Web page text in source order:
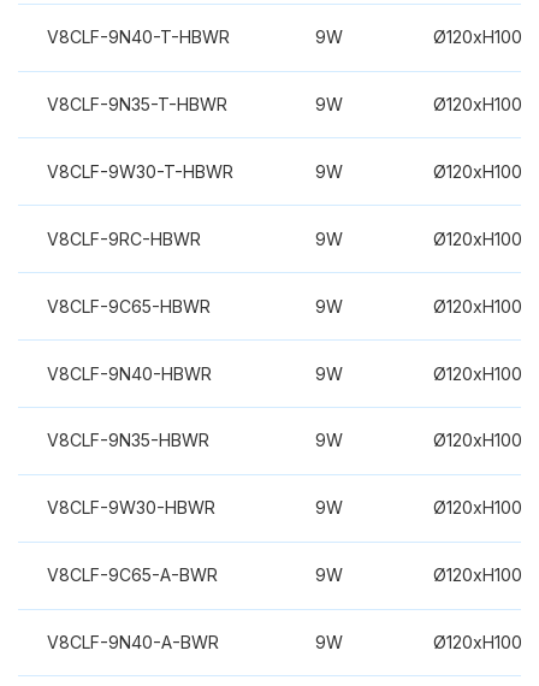
V8CLF-9N40-T-HBWR 9W
V8CLF-9N35-T-HBWR 9W
V8CLF-9W30-T-HBWR 9W
V8CLF-9RC-HBWR 9W
V8CLF-9C65-HBWR 9W
V8CLF-9N40-HBWR 9W
V8CLF-9N35-HBWR 9W
V8CLF-9W30-HBWR 9W
V8CLF-9C65-A-BWR 9W
V8CLF-9N40-A-BWR 9W